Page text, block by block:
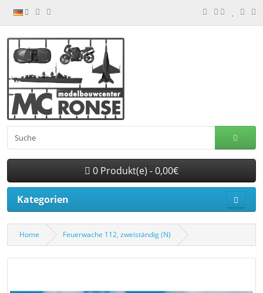
0 Produkt(e) - 0,00€
Kategorien
Home Feuerwache 112, zweiständig (N)